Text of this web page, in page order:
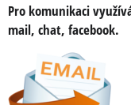
Pro komunikaci
mail, chat, facebook.